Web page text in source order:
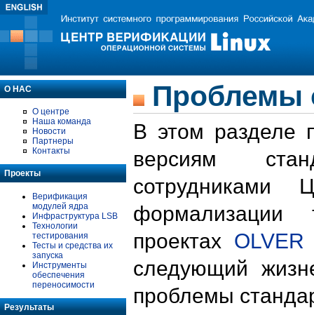
О НАС
О центре
Наша команда
Новости
Партнеры
Контакты
Проекты
Верификация
модулей ядра
Инфраструктура LSB
Технологии
тестирования
Тесты и средства их
запуска
Инструменты
обеспечения
переносимости
Результаты
Проблемы
В этом разделе
версиям
формализации
проектах OLVER
следующий
проблемы